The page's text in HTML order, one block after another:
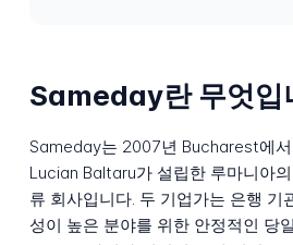
Sameday란 무엇입
Sameday는 2007년 Bucharest에
Lucian Baltaru가 설립한 루마니아
류 회사입니다. 두 기업가는 은행 기
성이 높은 분야를 위한 안정적인 당